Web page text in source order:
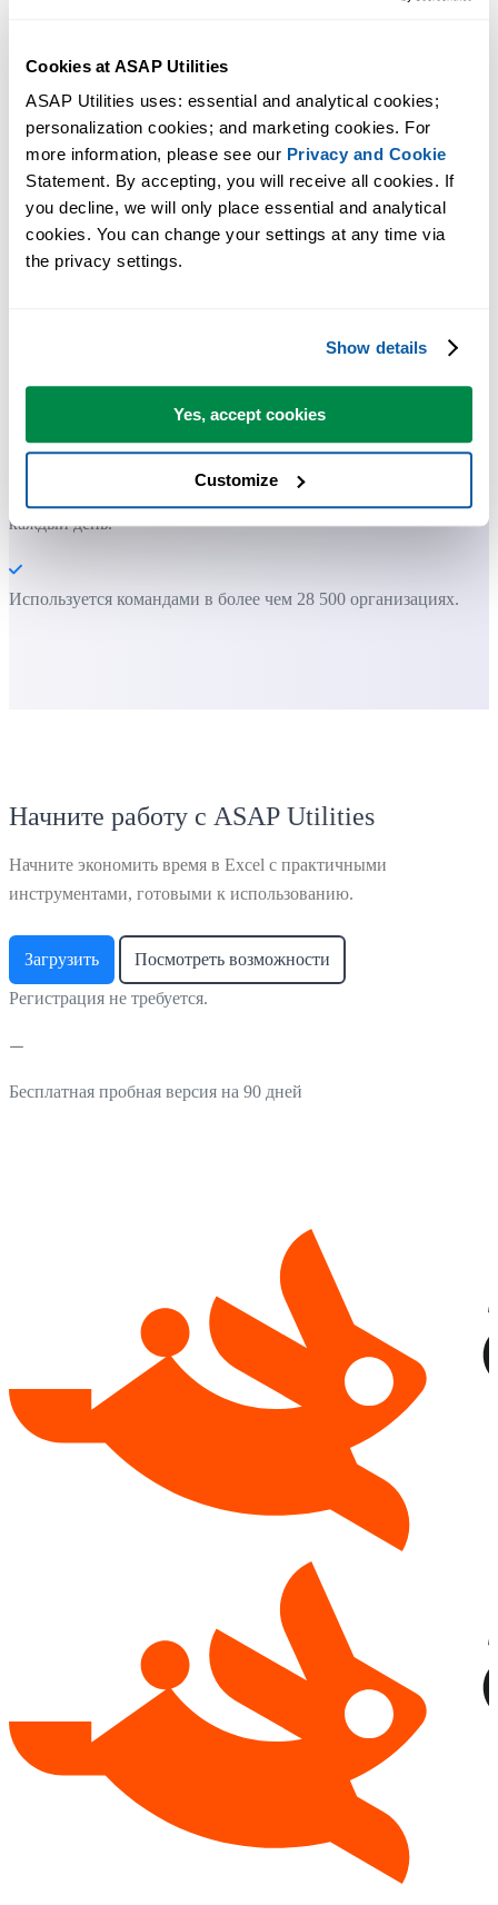
Cookies at ASAP Utilities
ASAP Utilities uses: essential and analytical cookies;
personalization cookies; and marketing cookies. For
more information, please see our Privacy and Cookie
Statement. By accepting, you will receive all cookies. If
you decline, we will only place essential and analytical
cookies. You can change your settings at any time via
the privacy settings.
Show details
Yes, accept cookies
Customize
Практичные инструменты, которых многим пользователям
не хватает в самом Excel.
Экономьте время в Excel. Это просто.
Вы можете начать работу сразу. Обучение не требуется.
инструментов. Многие в итоге используют ASAP Utilities
каждый день.
Используется командами в более чем 28 500 организациях.
Начните работу с ASAP Utilities
Начните экономить время в Excel с практичными
инструментами, готовыми к использованию.
Загрузить Посмотреть возможности
Регистрация не требуется.
Бесплатная пробная версия на 90 дней